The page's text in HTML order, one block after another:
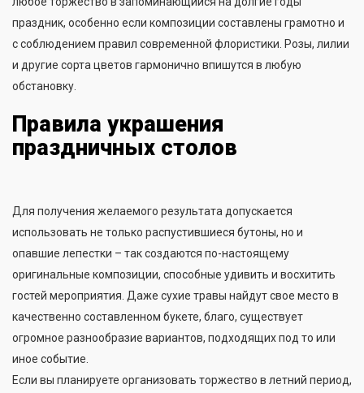
праздник, особенно если композиции составлены грамотно и
с соблюдением правил современной флористики. Розы, лилии
и другие сорта цветов гармонично впишутся в любую
обстановку.
Правила украшения
праздничных столов
Для получения желаемого результата допускается
использовать не только распустившиеся бутоны, но и
опавшие лепестки – так создаются по-настоящему
оригинальные композиции, способные удивить и восхитить
гостей мероприятия. Даже сухие травы найдут свое место в
качественно составленном букете, благо, существует
огромное разнообразие вариантов, подходящих под то или
иное событие.
Если вы планируете организовать торжество в летний период,